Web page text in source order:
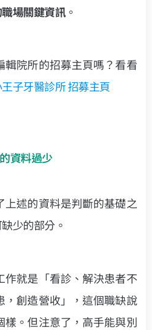
場關鍵資訊。
輯院所的招募主頁嗎？看看
子牙醫診所 招募主頁
資料過少
述的資料是判斷的基礎之
少的部分。
作就是「看診、解決患者不
，創造營收」，這個職缺說
樣。但注意了，高手能與別